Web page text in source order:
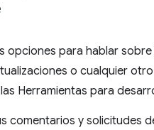
opciones para hablar sobre
o cualquier
Herramientas para
comentarios y solicitudes